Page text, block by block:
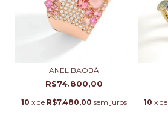
ANEL BAOBÁ
R$74.800,00
10 x de R$7.480,00 sem juros 10 x de